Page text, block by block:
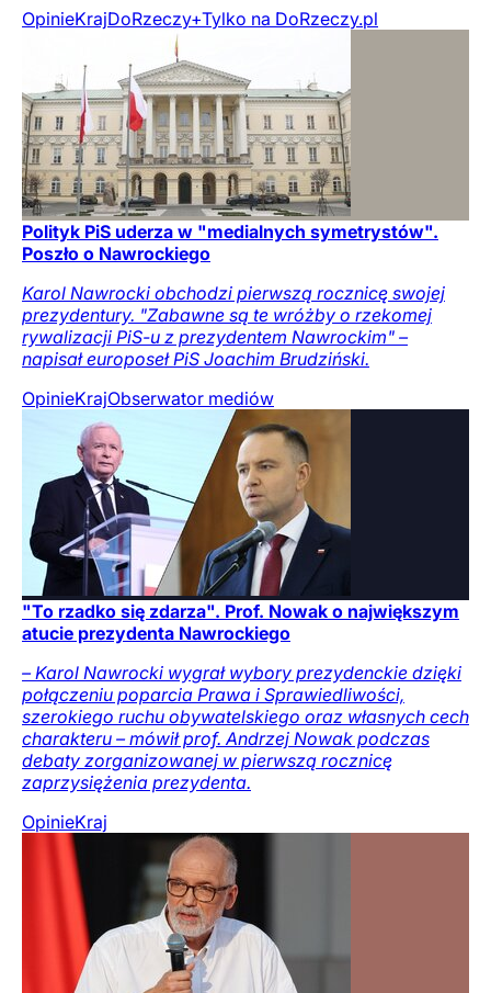
OpinieKrajDoRzeczy+Tylko na DoRzeczy.pl
Polityk PiS uderza w "medialnych symetrystów".
Poszło o Nawrockiego
Karol Nawrocki obchodzi pierwszą rocznicę swojej
prezydentury. "Zabawne są te wróżby o rzekomej
rywalizacji PiS-u z prezydentem Nawrockim" –
napisał europoseł PiS Joachim Brudziński.
OpinieKrajObserwator mediów
"To rzadko się zdarza". Prof. Nowak o największym
atucie prezydenta Nawrockiego
– Karol Nawrocki wygrał wybory prezydenckie dzięki
połączeniu poparcia Prawa i Sprawiedliwości,
szerokiego ruchu obywatelskiego oraz własnych cech
charakteru – mówił prof. Andrzej Nowak podczas
debaty zorganizowanej w pierwszą rocznicę
zaprzysiężenia prezydenta.
OpinieKraj